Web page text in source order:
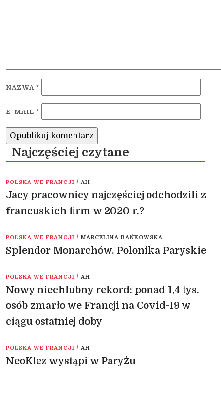
NAZWA *
E-MAIL *
Najczęściej czytane
POLSKA WE FRANCJI / AH
Jacy pracownicy najczęściej odchodzili z
francuskich firm w 2020 r.?
POLSKA WE FRANCJI / MARCELINA BAŃKOWSKA
Splendor Monarchów. Polonika Paryskie
POLSKA WE FRANCJI / AH
Nowy niechlubny rekord: ponad 1,4 tys.
osób zmarło we Francji na Covid-19 w
ciągu ostatniej doby
POLSKA WE FRANCJI / AH
NeoKlez wystąpi w Paryżu